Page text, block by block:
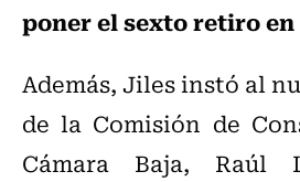
poner el sexto retiro
Además, Jiles instó al
de la Comisión de
Cámara Baja, Raúl